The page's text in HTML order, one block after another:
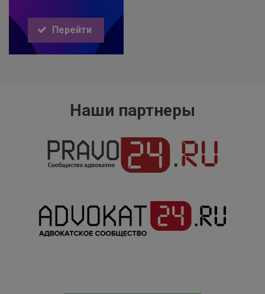
Перейти
Наши партнеры